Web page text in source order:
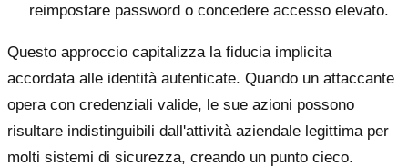
reimpostare password o concedere accesso elevato.
Questo approccio capitalizza la fiducia implicita
accordata alle identità autenticate. Quando un attaccante
opera con credenziali valide, le sue azioni possono
risultare indistinguibili dall'attività aziendale legittima per
molti sistemi di sicurezza, creando un punto cieco.